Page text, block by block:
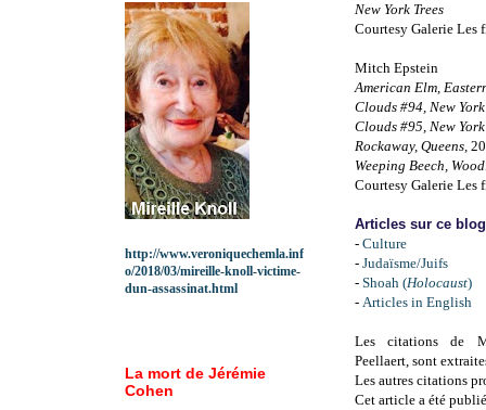
New York Trees
Courtesy Galerie Les
Mitch Epstein
American Elm,
Clouds #94, New
Clouds #95, New
Rockaway, Queens,
Weeping Beech,
Courtesy Galerie Les
Articles sur ce
- Culture
- Judaïsme/Juifs
- Shoah (Holocaust)
- Articles in English
Les citations de
Peellaert, sont
Les autres citations
Cet article a été
http://www.veroniquechemla.inf
o/2018/03/mireille-knoll-victime-
dun-assassinat.html
La mort de Jérémie
Cohen